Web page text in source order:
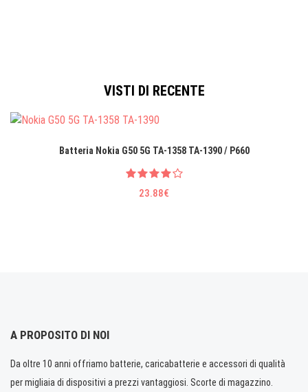
VISTI DI RECENTE
Batteria Nokia G50 5G TA-1358 TA-1390 / P660
23.88€
A PROPOSITO DI NOI
Da oltre 10 anni offriamo batterie, caricabatterie e accessori di qualità
per migliaia di dispositivi a prezzi vantaggiosi. Scorte di magazzino.